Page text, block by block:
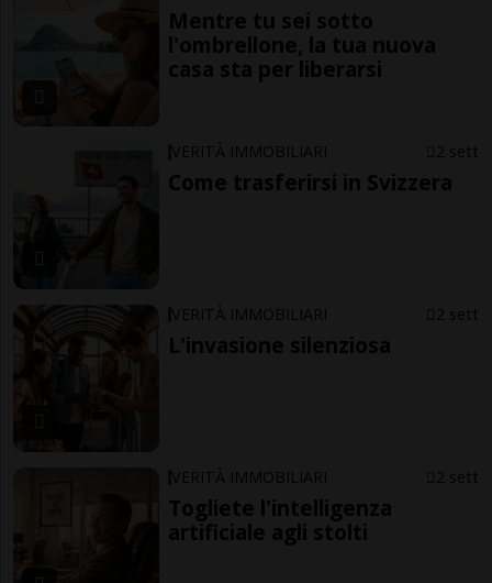
Mentre tu sei sotto
l'ombrellone, la tua nuova
casa sta per liberarsi
VERITÀ IMMOBILIARI 2 sett
Come trasferirsi in Svizzera
VERITÀ IMMOBILIARI 2 sett
L'invasione silenziosa
VERITÀ IMMOBILIARI 2 sett
Togliete l'intelligenza
artificiale agli stolti